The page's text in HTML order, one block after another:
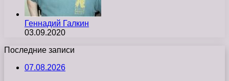
Геннадий Галкин
03.09.2020
Последние записи
07.08.2026